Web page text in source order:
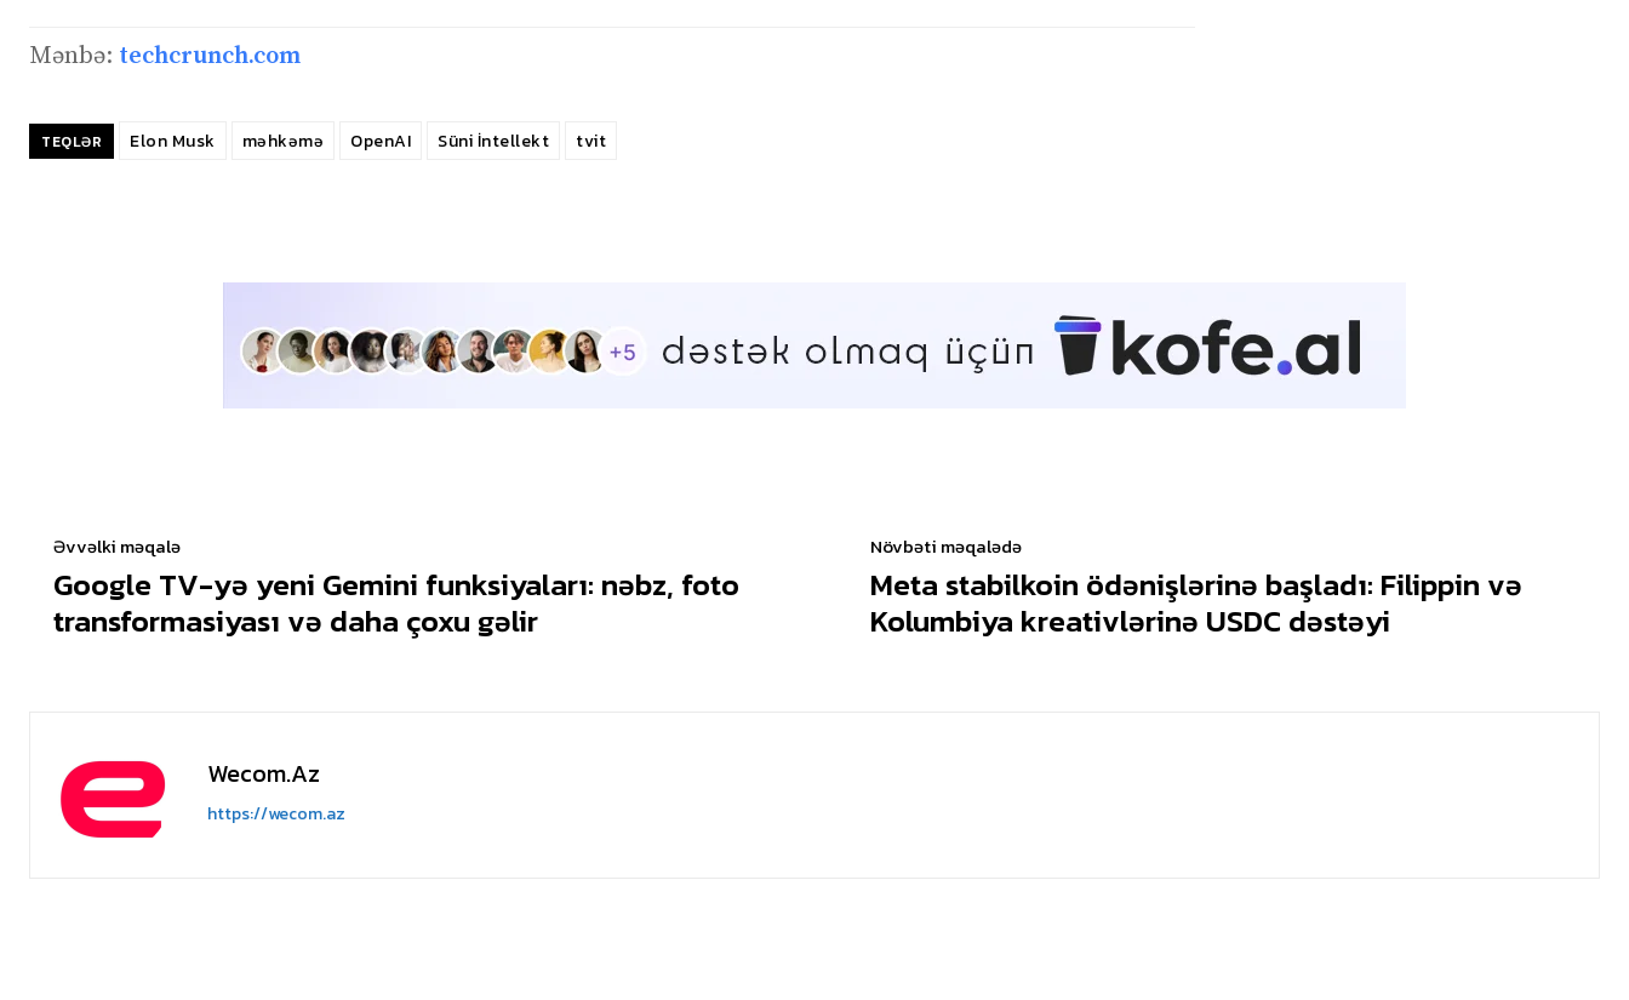
Mənbə: techcrunch.com
TEQLƏR Elon Musk məhkəmə OpenAI Süni İntellekt tvit
Əvvəlki məqalə
Google TV-yə yeni Gemini funksiyaları: nəbz, foto
transformasiyası və daha çoxu gəlir
Növbəti məqalədə
Meta stabilkoin ödənişlərinə başladı: Filippin və
Kolumbiya kreativlərinə USDC dəstəyi
Wecom.az
https://wecom.az